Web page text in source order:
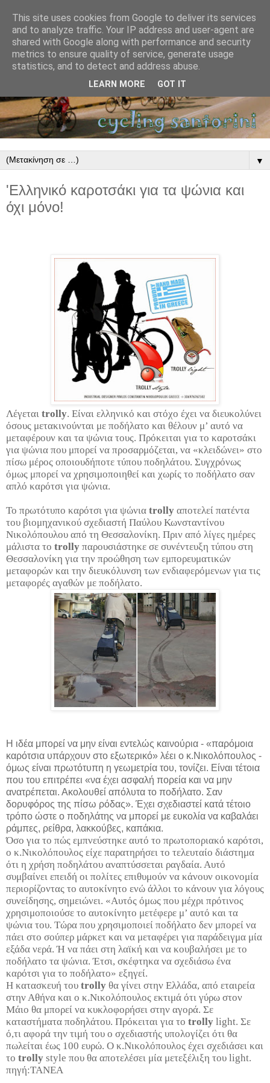
▼
'Ελληνικό καροτσάκι για τα ψώνια και
όχι μόνο!
Λέγεται trolly. Είναι ελληνικό και στόχο έχει να διευκολύνει
όσους μετακινούνται με ποδήλατο και θέλουν μ’ αυτό να
μεταφέρουν και τα ψώνια τους. Πρόκειται για το καροτσάκι
για ψώνια που μπορεί να προσαρμόζεται, να «κλειδώνει» στο
πίσω μέρος οποιουδήποτε τύπου ποδηλάτου. Συγχρόνως
όμως μπορεί να χρησιμοποιηθεί και χωρίς το ποδήλατο σαν
απλό καρότσι για ψώνια.
Το πρωτότυπο καρότσι για ψώνια trolly αποτελεί πατέντα
του βιομηχανικού σχεδιαστή Παύλου Κωνσταντίνου
Νικολόπουλου από τη Θεσσαλονίκη. Πριν από λίγες ημέρες
μάλιστα το trolly παρουσιάστηκε σε συνέντευξη τύπου στη
Θεσσαλονίκη για την προώθηση των εμπορευματικών
μεταφορών και την διευκόλυνση των ενδιαφερόμενων για τις
μεταφορές αγαθών με ποδήλατο.
Η ιδέα μπορεί να μην είναι εντελώς καινούρια - «παρόμοια
καρότσια υπάρχουν στο εξωτερικό» λέει ο κ.Νικολόπουλος -
όμως είναι πρωτότυπη η γεωμετρία του, τονίζει. Είναι τέτοια
που του επιτρέπει «να έχει ασφαλή πορεία και να μην
ανατρέπεται. Ακολουθεί απόλυτα το ποδήλατο. Σαν
δορυφόρος της πίσω ρόδας». Έχει σχεδιαστεί κατά τέτοιο
τρόπο ώστε ο ποδηλάτης να μπορεί με ευκολία να καβαλάει
ράμπες, ρείθρα, λακκούβες, καπάκια.
Όσο για το πώς εμπνεύστηκε αυτό το πρωτοποριακό καρότσι,
ο κ.Νικολόπουλος είχε παρατηρήσει το τελευταίο διάστημα
ότι η χρήση ποδηλάτου αναπτύσσεται ραγδαία. Αυτό
συμβαίνει επειδή οι πολίτες επιθυμούν να κάνουν οικονομία
περιορίζοντας το αυτοκίνητο ενώ άλλοι το κάνουν για λόγους
συνείδησης, σημειώνει. «Αυτός όμως που μέχρι πρότινος
χρησιμοποιούσε το αυτοκίνητο μετέφερε μ’ αυτό και τα
ψώνια του. Τώρα που χρησιμοποιεί ποδήλατο δεν μπορεί να
πάει στο σούπερ μάρκετ και να μεταφέρει για παράδειγμα μία
εξάδα νερά. Ή να πάει στη λαϊκή και να κουβαλήσει με το
ποδήλατο τα ψώνια. Έτσι, σκέφτηκα να σχεδιάσω ένα
καρότσι για το ποδήλατο» εξηγεί.
Η κατασκευή του trolly θα γίνει στην Ελλάδα, από εταιρεία
στην Αθήνα και ο κ.Νικολόπουλος εκτιμά ότι γύρω στον
Μάιο θα μπορεί να κυκλοφορήσει στην αγορά. Σε
καταστήματα ποδηλάτου. Πρόκειται για το trolly light. Σε
ό,τι αφορά την τιμή του ο σχεδιαστής υπολογίζει ότι θα
πωλείται έως 100 ευρώ. O κ.Νικολόπουλος έχει σχεδιάσει και
το trolly style που θα αποτελέσει μία μετεξέλιξη του light.
πηγή:ΤΑΝΕΑ
This site uses cookies from Google to deliver its services
and to analyze traffic. Your IP address and user-agent are
shared with Google along with performance and security
metrics to ensure quality of service, generate usage
statistics, and to detect and address abuse.
LEARN MORE GOT IT